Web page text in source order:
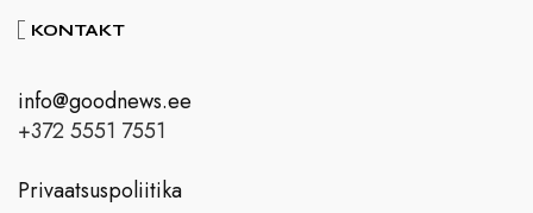
KONTAKT
info@goodnews.ee
+372 5551 7551
Privaatsuspoliitika